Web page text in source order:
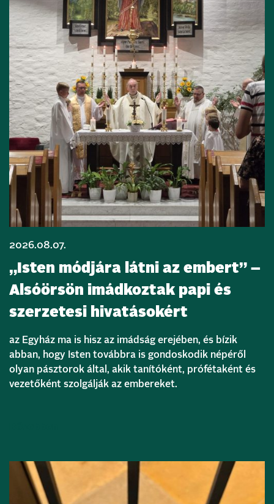
2026.08.07.
„Isten módjára látni az embert” –
Alsóörsön imádkoztak papi és
szerzetesi hivatásokért
az Egyház ma is hisz az imádság erejében, és bízik
abban, hogy Isten továbbra is gondoskodik népéről
olyan pásztorok által, akik tanítóként, prófétaként és
vezetőként szolgálják az embereket.